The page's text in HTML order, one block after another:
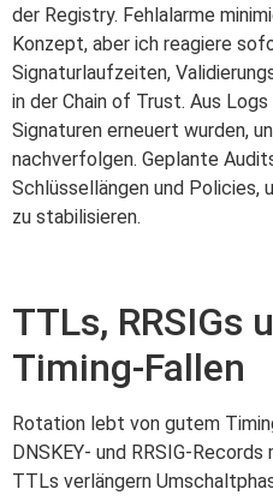
der Registry. Fehlalarme
Konzept, aber ich reagiere
Signaturlaufzeiten,
in der Chain of Trust. Aus
Signaturen erneuert wurden,
nachverfolgen. Geplante
Schlüssellängen und Policies,
zu stabilisieren.
TTLs, RRSIGs
Timing-Fallen
Rotation lebt von gutem
DNSKEY- und RRSIG-
TTLs verlängern